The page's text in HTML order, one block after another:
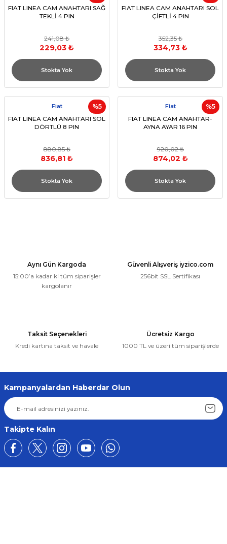
FIAT LINEA CAM ANAHTARI SAĞ
TEKLİ 4 PIN
241,08 ₺
229,03 ₺
Stokta Yok
FIAT LINEA CAM ANAHTARI SOL
ÇİFTLİ 4 PIN
352,35 ₺
334,73 ₺
Stokta Yok
%5
Fiat
FIAT LINEA CAM ANAHTARI SOL
DÖRTLÜ 8 PIN
880,85 ₺
836,81 ₺
Stokta Yok
%5
Fiat
FIAT LINEA CAM ANAHTAR-
AYNA AYAR 16 PIN
920,02 ₺
874,02 ₺
Stokta Yok
Aynı Gün Kargoda
15:00’a kadar ki tüm siparişler
kargolanır
Güvenli Alışveriş iyzico.com
256bit SSL Sertifikası
Taksit Seçenekleri
Kredi kartına taksit ve havale
Ücretsiz Kargo
1000 TL ve üzeri tüm siparişlerde
Kampanyalardan Haberdar Olun
Takipte Kalın